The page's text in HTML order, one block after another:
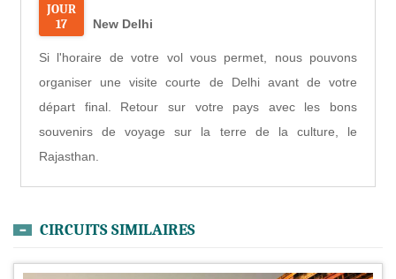
JOUR
17
New Delhi
Si l'horaire de votre vol vous permet, nous pouvons
organiser une visite courte de Delhi avant de votre
départ final. Retour sur votre pays avec les bons
souvenirs de voyage sur la terre de la culture, le
Rajasthan.
CIRCUITS SIMILAIRES